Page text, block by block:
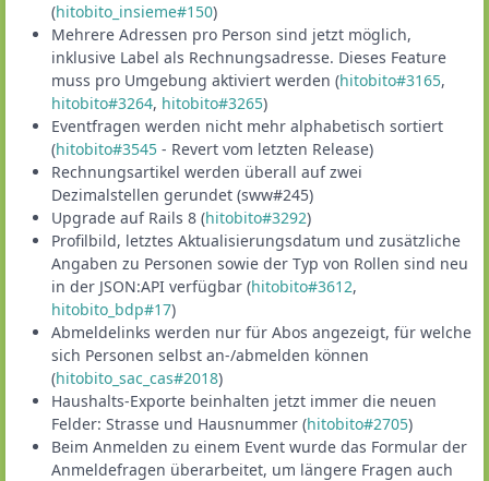
(hitobito_insieme#150)
Mehrere Adressen pro Person sind jetzt möglich,
inklusive Label als Rechnungsadresse. Dieses Feature
muss pro Umgebung aktiviert werden (hitobito#3165,
hitobito#3264, hitobito#3265)
Eventfragen werden nicht mehr alphabetisch sortiert
(hitobito#3545 - Revert vom letzten Release)
Rechnungsartikel werden überall auf zwei
Dezimalstellen gerundet (sww#245)
Upgrade auf Rails 8 (hitobito#3292)
Profilbild, letztes Aktualisierungsdatum und zusätzliche
Angaben zu Personen sowie der Typ von Rollen sind neu
in der JSON:API verfügbar (hitobito#3612,
hitobito_bdp#17)
Abmeldelinks werden nur für Abos angezeigt, für welche
sich Personen selbst an-/abmelden können
(hitobito_sac_cas#2018)
Haushalts-Exporte beinhalten jetzt immer die neuen
Felder: Strasse und Hausnummer (hitobito#2705)
Beim Anmelden zu einem Event wurde das Formular der
Anmeldefragen überarbeitet, um längere Fragen auch